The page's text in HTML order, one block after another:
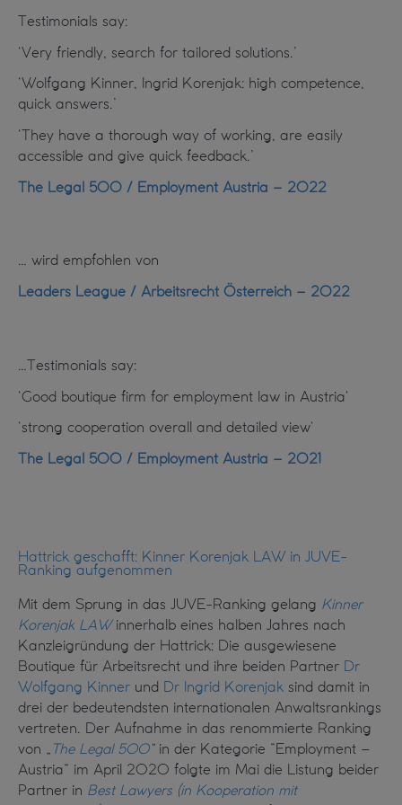
Testimonials say:
‘Very friendly, search for tailored solutions.’
‘Wolfgang Kinner, Ingrid Korenjak: high competence,
quick answers.’
‘They have a thorough way of working, are easily
accessible and give quick feedback.’
The Legal 500 / Employment Austria – 2022
… wird empfohlen von
Leaders League / Arbeitsrecht Österreich – 2022
…Testimonials say:
‘Good boutique firm for employment law in Austria‘
‘strong cooperation overall and detailed view‘
The Legal 500 / Employment Austria – 2021
Hattrick geschafft: Kinner Korenjak LAW in JUVE-
Ranking aufgenommen
Mit dem Sprung in das JUVE-Ranking gelang Kinner
Korenjak LAW innerhalb eines halben Jahres nach
Kanzleigründung der Hattrick: Die ausgewiesene
Boutique für Arbeitsrecht und ihre beiden Partner
Dr
Wolfgang Kinner und Dr Ingrid Korenjak sind damit in
drei der bedeutendsten internationalen Anwaltsrankings
vertreten. Der Aufnahme in das renommierte Ranking
von „
The Legal 500“in der Kategorie “Employment –
Austria“ im April 2020 folgte im Mai die Listung beider
Partner in Best Lawyers (in Kooperation mit